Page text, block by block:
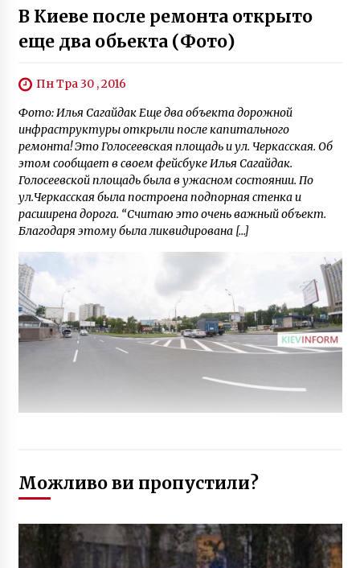
В Киеве после ремонта открыто
еще два обьекта (Фото)
Пн Тра 30 , 2016
Фото: Илья Сагайдак Еще два объекта дорожной
инфраструктуры открыли после капитального
ремонта! Это Голосеевская площадь и ул. Черкасская. Об
этом сообщает в своем фейсбуке Илья Сагайдак.
Голосеевской площадь была в ужасном состоянии. По
ул.Черкасская была построена подпорная стенка и
расширена дорога. “Считаю это очень важный объект.
Благодаря этому была ликвидирована […]
Можливо ви пропустили?